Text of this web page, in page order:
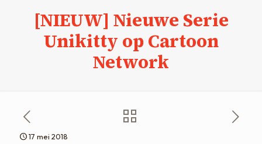
[NIEUW] Nieuwe Serie
Unikitty op Cartoon
Network
17 mei 2018